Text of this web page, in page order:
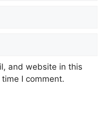
and website in this
I comment.